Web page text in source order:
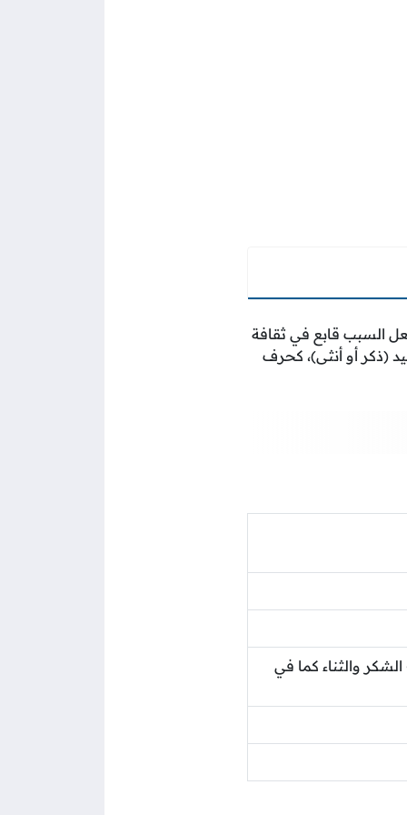
السبب قابع في ثقافة
(ذكر أو أنثى)، كحرف
والثناء كما في